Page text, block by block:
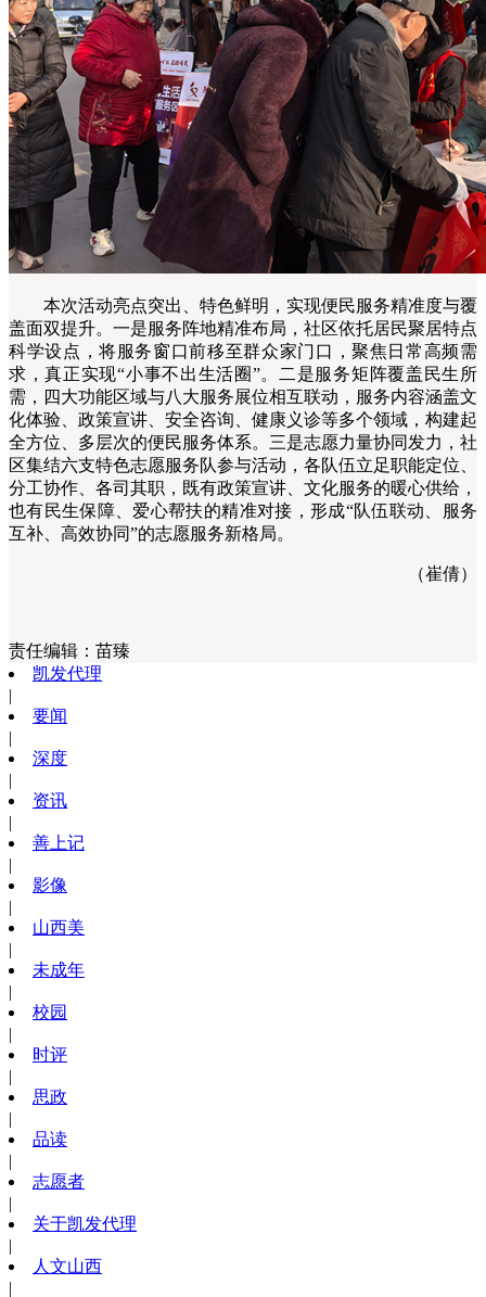
本次活动亮点突出、特色鲜明，实现便民服务精准度与覆
盖面双提升。一是服务阵地精准布局，社区依托居民聚居特点
科学设点，将服务窗口前移至群众家门口，聚焦日常高频需
求，真正实现“小事不出生活圈”。二是服务矩阵覆盖民生所
需，四大功能区域与八大服务展位相互联动，服务内容涵盖文
化体验、政策宣讲、安全咨询、健康义诊等多个领域，构建起
全方位、多层次的便民服务体系。三是志愿力量协同发力，社
区集结六支特色志愿服务队参与活动，各队伍立足职能定位、
分工协作、各司其职，既有政策宣讲、文化服务的暖心供给，
也有民生保障、爱心帮扶的精准对接，形成“队伍联动、服务
互补、高效协同”的志愿服务新格局。
（崔倩）
责任编辑： 苗臻
凯发代理
|
要闻
|
深度
|
资讯
|
善上记
|
影像
|
山西美
|
未成年
|
校园
|
时评
|
思政
|
品读
|
志愿者
|
关于凯发代理
|
人文山西
|